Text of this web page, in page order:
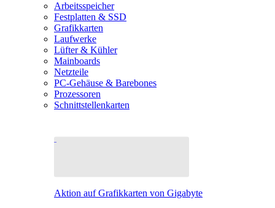
Arbeitsspeicher
Festplatten & SSD
Grafikkarten
Laufwerke
Lüfter & Kühler
Mainboards
Netzteile
PC-Gehäuse & Barebones
Prozessoren
Schnittstellenkarten
Aktion auf Grafikkarten von Gigabyte